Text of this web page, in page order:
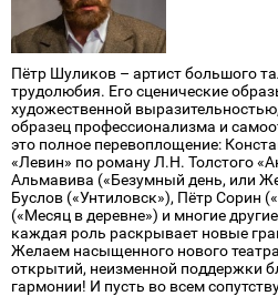
Пётр Шуликов – артист большого
трудолюбия. Его сценические
художественной
образец профессионализма и
это полное перевоплощение:
«Левин» по роману Л.Н. Толстого
Альмавива («Безумный день, или
Буслов («Унтиловск»), Пётр Сорин
(«Месяц в деревне») и многие
каждая роль раскрывает новые
Желаем насыщенного нового
открытий, неизменной поддержки
гармонии! И пусть во всем